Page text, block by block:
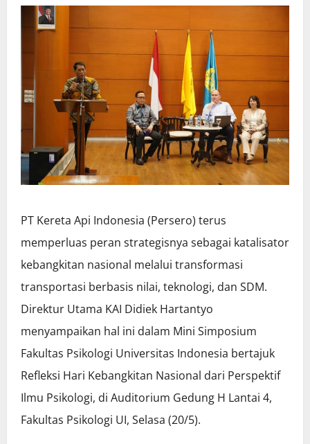
PT Kereta Api Indonesia (Persero) terus
memperluas peran strategisnya sebagai katalisator
kebangkitan nasional melalui transformasi
transportasi berbasis nilai, teknologi, dan SDM.
Direktur Utama KAI Didiek Hartantyo
menyampaikan hal ini dalam Mini Simposium
Fakultas Psikologi Universitas Indonesia bertajuk
Refleksi Hari Kebangkitan Nasional dari Perspektif
Ilmu Psikologi, di Auditorium Gedung H Lantai 4,
Fakultas Psikologi UI, Selasa (20/5).